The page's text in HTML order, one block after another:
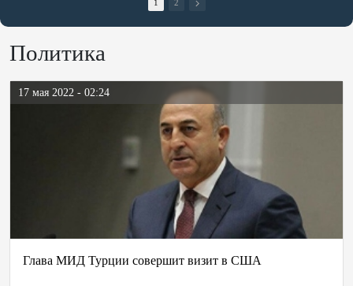
1 2
Политика
17 мая 2022 - 02:24
Глава МИД Турции совершит визит в США